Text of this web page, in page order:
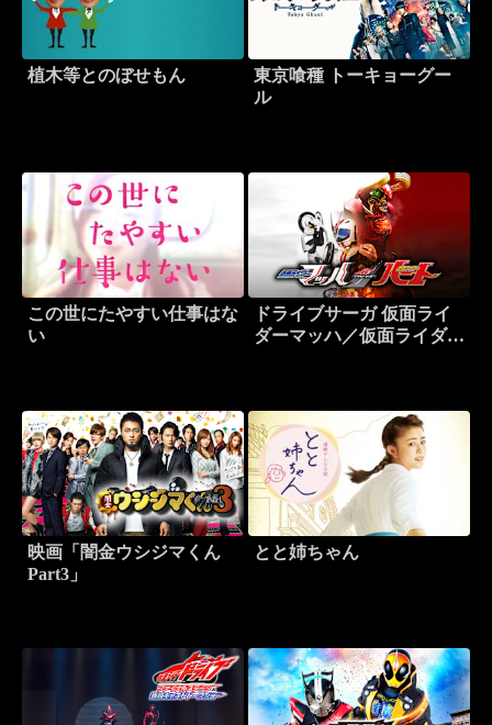
植木等とのぼせもん
東京喰種 トーキョーグー
ル
この世にたやすい仕事はな
い
ドライブサーガ 仮面ライ
ダーマッハ／仮面ライダー
映画「闇金ウシジマくん
Part3」
とと姉ちゃん